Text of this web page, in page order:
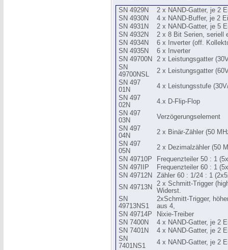
SN 4929N
2 x NAND-Gatter, je 2
SN 4930N
4 x NAND-Buffer, je 2
SN 4931N
2 x NAND-Gatter, je 5
SN 4932N
2 x 8 Bit Serien, seriell
SN 4934N
6 x Inverter (off.
SN 4935N
6 x Inverter
SN 49700N
2 x Leistungsgatter
SN
49700NSL
2 x Leistungsgatter
SN 497
01N
4 x Leistungsstufe
SN 497
02N
4.x D-Flip-Flop
SN 497
03N
Verzögerungselement
SN 497
04N
2 x Binär-Zähler (50
SN 497
05N
2 x Dezimalzähler (50
SN 49710P
Frequenzteiler 50 : 1
SN 497IIP
Frequenzteiler 60 : 1
SN 49712N
Zähler 60 : 1/24 : 1
SN 49713N
2 x Schmitt-Trigger
Widerst.
SN
49713NS1
2xSchmitt-Trigger,
aus 4,
SN 49714P
Nixie-Treiber
SN 7400N
4 x NAND-Gatter, je 2
SN 7401N
4 x NAND-Gatter, je 2
SN
7401NS1
4 x NAND-Gatter, je 2